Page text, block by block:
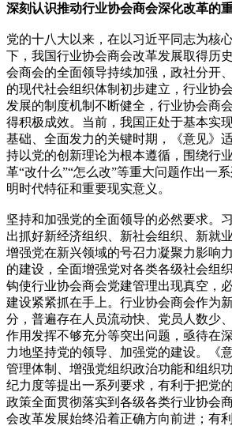
深刻认识推动行业协会商会深化改革的
党的十八大以来，在以习近平同志为核
下，我国行业协会商会改革发展取得历
会商会的全面领导持续加强，政社分开
的现代社会组织体制初步建立，行业协
发展的制度机制不断健全，行业协会商
得积极成效。当前，我国正处于基本实
基础、全面发力的关键时期，《意见》
持以党的创新理论为根本遵循，围绕行
革“改什么”“怎么改”等重大问题作出一
明时代特征和重要现实意义。
坚持和加强党的全面领导的必然要求。
出抓好新经济组织、新社会组织、新就
增强党在新兴领域的号召力凝聚力影响
的建设，全面增强党对各类各级社会组
钩使行业协会商会党建管理出现真空，
建设紧紧抓在手上。行业协会商会作为
分，普遍存在人员流动快、党员人数少
作用发挥不够充分等突出问题，亟待在
力地坚持党的领导、加强党的建设。《
管理体制、增强党组织政治功能和组织
纪力度等提出一系列要求，有利于把党
政策全面贯彻落实到各级各类行业协会
会改革发展始终沿着正确方向前进；有